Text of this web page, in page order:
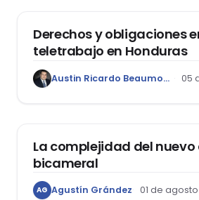
Derechos y obligaciones
teletrabajo en Honduras
Austin Ricardo Beaumont Rivera 05
La complejidad del nuevo
bicameral
AG Agustín Grández 01 de